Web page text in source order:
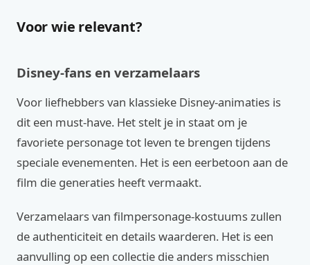
Voor wie relevant?
Disney-fans en verzamelaars
Voor liefhebbers van klassieke Disney-animaties is
dit een must-have. Het stelt je in staat om je
favoriete personage tot leven te brengen tijdens
speciale evenementen. Het is een eerbetoon aan de
film die generaties heeft vermaakt.
Verzamelaars van filmpersonage-kostuums zullen
de authenticiteit en details waarderen. Het is een
aanvulling op een collectie die anders misschien